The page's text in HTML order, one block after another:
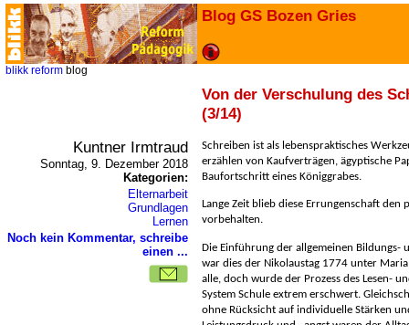
Blog GS Bozen Gries
blikk reform blog
Von der Verschulung des
(3/14)
Kuntner Irmtraud
Sonntag, 9. Dezember 2018
Kategorien:
Elternarbeit
Grundlagen
Lernen
Noch kein Kommentar, schreibe
einen ...
Schreiben ist als lebenspraktisches
erzählen von Kaufverträgen, ägyptische
Baufortschritt eines Königgrabes.
Lange Zeit blieb diese Errungenschaft
vorbehalten.
Die Einführung der allgemeinen Bildungs-
war dies der Nikolaustag 1774 unter
alle, doch wurde der Prozess des Lesen-
System Schule extrem erschwert.
ohne Rücksicht auf individuelle Stärken